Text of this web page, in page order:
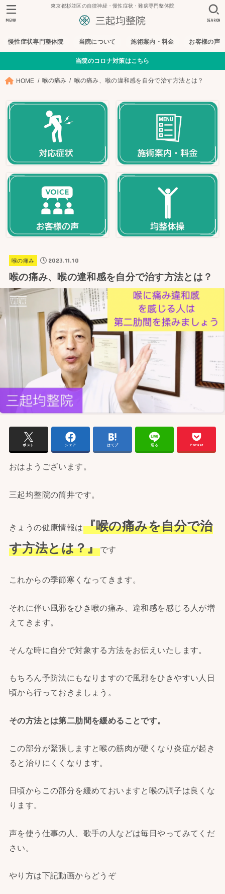
東京都杉並区の自律神経・慢性症状・難病専門整体院
慢性症状専門整体院 当院について 施術案内・料金 お客様の声
SEARCH
MENU
当院のコロナ対策はこちら
HOME 喉の痛み 喉の痛み、喉の違和感を自分で治す方法とは？
喉の痛み 2023.11.10
喉の痛み、喉の違和感を自分で治す方法とは？
ポスト シェア はてブ 送る Pocket
おはようございます。
三起均整院の筒井です。
きょうの健康情報は『喉の痛みを自分で治
す方法とは？』です
これからの季節寒くなってきます。
それに伴い風邪をひき喉の痛み、違和感を感じる人が増
えてきます。
そんな時に自分で対象する方法をお伝えいたします。
もちろん予防法にもなりますので風邪をひきやすい人日
頃から行っておきましょう。
その方法とは第二肋間を緩めることです。
この部分が緊張しますと喉の筋肉が硬くなり炎症が起き
ると治りにくくなります。
日頃からこの部分を緩めておいますと喉の調子は良くな
ります。
声を使う仕事の人、歌手の人などは毎日やってみてくだ
さい。
やり方は下記動画からどうぞ